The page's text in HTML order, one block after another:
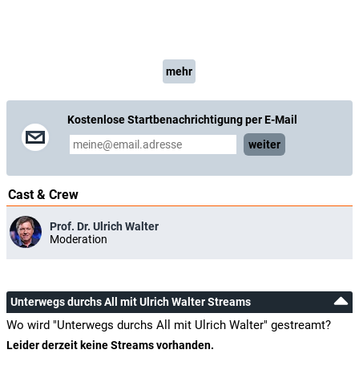
mehr
Kostenlose Startbenachrichtigung per E-Mail
weiter
Cast & Crew
Prof. Dr. Ulrich Walter
Moderation
Unterwegs durchs All mit Ulrich Walter Streams
Wo wird "Unterwegs durchs All mit Ulrich Walter" gestreamt?
Leider derzeit keine Streams vorhanden.